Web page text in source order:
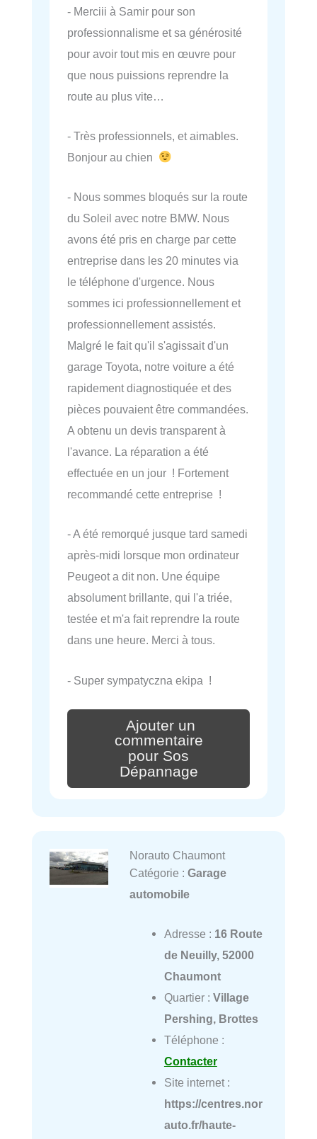
- Merciii à Samir pour son
professionnalisme et sa générosité
pour avoir tout mis en œuvre pour
que nous puissions reprendre la
route au plus vite…
- Très professionnels, et aimables.
Bonjour au chien
- Nous sommes bloqués sur la route
du Soleil avec notre BMW. Nous
avons été pris en charge par cette
entreprise dans les 20 minutes via
le téléphone d'urgence. Nous
sommes ici professionnellement et
professionnellement assistés.
Malgré le fait qu'il s'agissait d'un
garage Toyota, notre voiture a été
rapidement diagnostiquée et des
pièces pouvaient être commandées.
A obtenu un devis transparent à
l'avance. La réparation a été
effectuée en un jour ! Fortement
recommandé cette entreprise !
- A été remorqué jusque tard samedi
après-midi lorsque mon ordinateur
Peugeot a dit non. Une équipe
absolument brillante, qui l'a triée,
testée et m'a fait reprendre la route
dans une heure. Merci à tous.
- Super sympatyczna ekipa !
Ajouter un
commentaire
pour Sos
Dépannage
Norauto Chaumont
Catégorie : Garage
automobile
Adresse : 16 Route
de Neuilly, 52000
Chaumont
Quartier : Village
Pershing, Brottes
Téléphone :
Contacter
Site internet :
https://centres.nor
auto.fr/haute-